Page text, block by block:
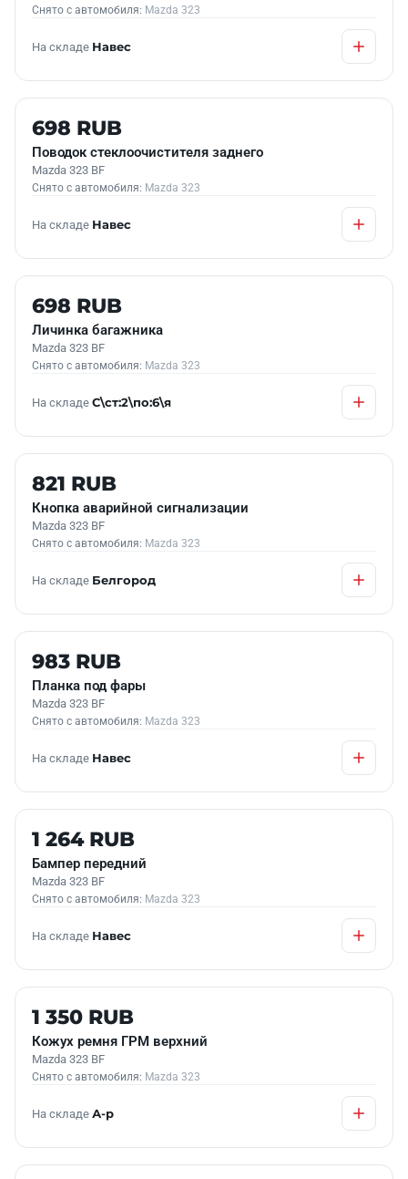
Снято с автомобиля: Mazda 323
На складе Навес
Б/У В НАЛИЧИИ
698 RUB
Поводок стеклоочистителя заднего
Mazda 323 BF
Снято с автомобиля: Mazda 323
На складе Навес
Б/У В НАЛИЧИИ
698 RUB
Личинка багажника
Mazda 323 BF
Снято с автомобиля: Mazda 323
На складе С\ст:2\по:6\я
Б/У В НАЛИЧИИ
821 RUB
Кнопка аварийной сигнализации
Mazda 323 BF
Снято с автомобиля: Mazda 323
На складе Белгород
Б/У В НАЛИЧИИ
983 RUB
Планка под фары
Mazda 323 BF
Снято с автомобиля: Mazda 323
На складе Навес
Б/У В НАЛИЧИИ
1 264 RUB
Бампер передний
Mazda 323 BF
Снято с автомобиля: Mazda 323
На складе Навес
Б/У В НАЛИЧИИ
1 350 RUB
Кожух ремня ГРМ верхний
Mazda 323 BF
Снято с автомобиля: Mazda 323
На складе А-р